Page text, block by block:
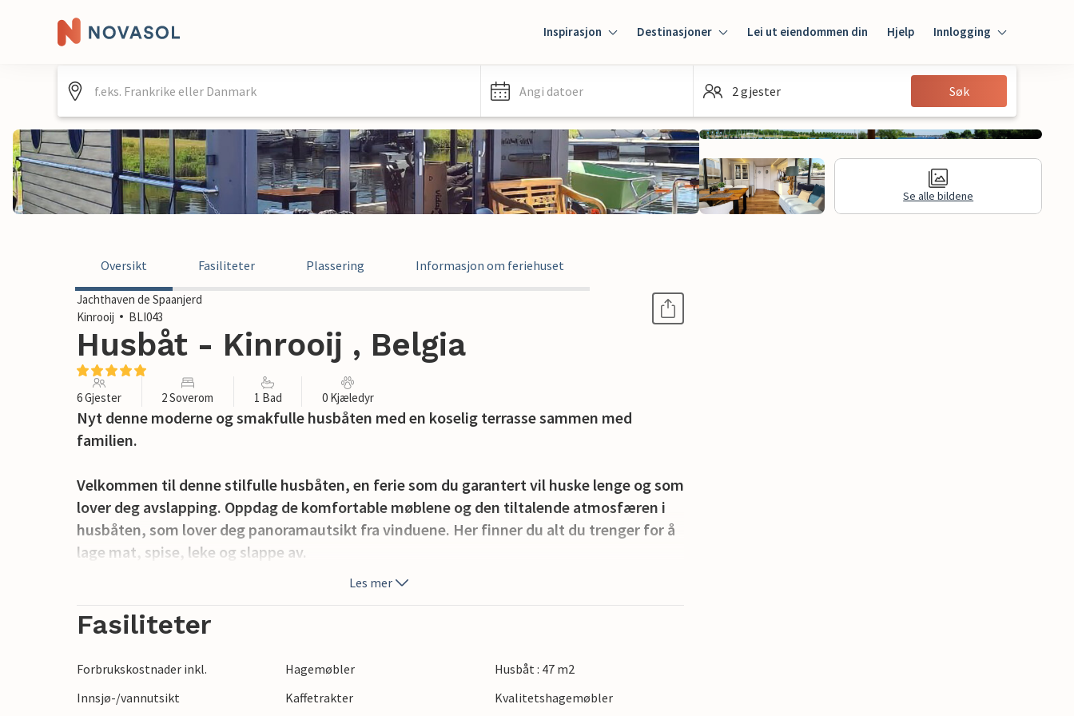
Inspirasjon Destinasjoner Lei ut eiendommen din Hjelp Innlogging
Innlogging
Gjest
Angi datoer 2 gjester Søk
Se alle bildene
Oversikt Fasiliteter Plassering Informasjon om feriehuset
Jachthaven de Spaanjerd
Kinrooij
BLI043
Husbåt - Kinrooij , Belgia
6 Gjester 2 Soverom 1 Bad 0 Kjæledyr
Nyt denne moderne og smakfulle husbåten med en koselig terrasse sammen med
familien.
Velkommen til denne stilfulle husbåten, en ferie som du garantert vil huske lenge og som
lover deg avslapping. Oppdag de komfortable møblene og den tiltalende atmosfæren i
husbåten, som lover deg panoramautsikt fra vinduene. Her finner du alt du trenger for å
lage mat, spise, leke og slappe av.
måltider og moro i solen.
Nyt den bekymringsløse beliggenheten i De Spaanjerd marina og se frem til mange
mange varierte aktiviteter. Ta en spasertur eller sykkeltur gjennom de vakre landsbyene
Les mer
Fasiliteter
Forbrukskostnader inkl. Hagemøbler
Husbåt : 47 m2
Innsjø-/vannutsikt
Kaffetrakter
Kvalitetshagemøbler